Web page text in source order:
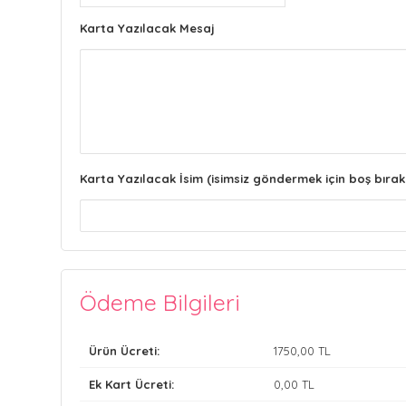
Karta Yazılacak Mesaj
Karta Yazılacak İsim (isimsiz göndermek için boş
Ödeme Bilgileri
Ürün Ücreti: 1750 ,00 TL
Ek Kart Ücreti: 0 ,00 TL